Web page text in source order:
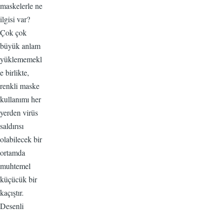
maskelerle ne
ilgisi var?
Çok çok
büyük anlam
yüklememekl
e birlikte,
renkli maske
kullanımı her
yerden virüs
saldırısı
olabilecek bir
ortamda
muhtemel
küçücük bir
kaçıştır.
Desenli